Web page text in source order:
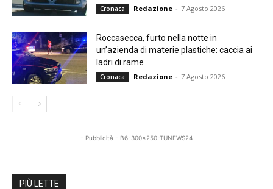
Cronaca Redazione - 7 Agosto 2026
Roccasecca, furto nella notte in
un’azienda di materie plastiche: caccia ai
ladri di rame
Cronaca Redazione - 7 Agosto 2026
- Pubblicità - B6-300x250-TUNEWS24
PIÙ LETTE